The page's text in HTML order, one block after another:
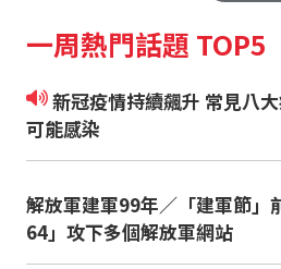
一周熱門話題 TOP5
新冠疫情持續飆升 常見八大症狀 沒發燒也
可能感染
解放軍建軍99年／「建軍節」
64」攻下多個解放軍網站